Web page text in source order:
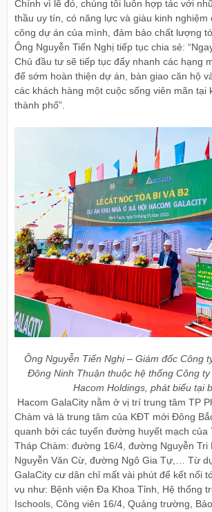
Chính vì lẽ đó, chúng tôi luôn hợp tác với
thầu uy tín, có năng lực và giàu kinh nghiệm
công dự án của mình, đảm bảo chất lượng
Ông Nguyễn Tiến Nghị tiếp tục chia sẻ:
Chủ đầu tư sẽ tiếp tục đẩy nhanh các hạng
để sớm hoàn thiện dự án, bàn giao căn hộ
các khách hàng một cuộc sống viên mãn tại
thành phố”.
Ông Nguyễn Tiến Nghị – Giám đốc Công
Đông Ninh Thuận thuộc hệ thống Công
Hacom Holdings, phát biểu tại
Hacom GalaCity nằm ở vị trí trung tâm TP
Chàm và là trung tâm của KĐT mới Đông
quanh bởi các tuyến đường huyết mạch của
Tháp Chàm: đường 16/4, đường Nguyễn Tri
Nguyễn Văn Cừ, đường Ngô Gia Tự,… Từ
GalaCity cư dân chỉ mất vài phút để kết nối
vụ như: Bệnh viện Đa Khoa Tỉnh, Hệ thống
Ischools, Công viên 16/4, Quảng trường,